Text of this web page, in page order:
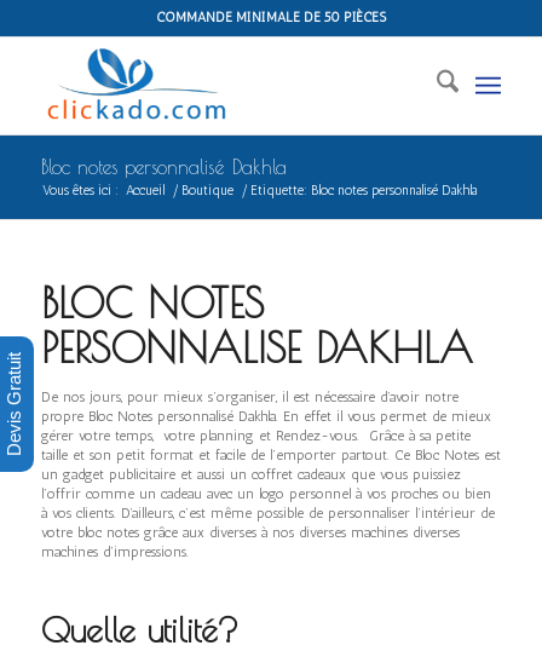
COMMANDE MINIMALE DE 50 PIÈCES
Bloc notes personnalisé Dakhla
Vous êtes ici : Accueil / Boutique / Etiquette: Bloc notes personnalisé Dakhla
BLOC NOTES
PERSONNALISE DAKHLA
De nos jours, pour mieux s’organiser, il est nécessaire d’avoir notre
propre Bloc Notes personnalisé Dakhla. En effet il vous permet de mieux
gérer votre temps, votre planning et Rendez-vous. Grâce à sa petite
taille et son petit format et facile de l’emporter partout. Ce Bloc Notes est
un gadget publicitaire et aussi un coffret cadeaux que vous puissiez
l’offrir comme un cadeau avec un logo personnel à vos proches ou bien
à vos clients. D’ailleurs, c’est même possible de personnaliser l’intérieur de
votre bloc notes grâce aux diverses à nos diverses machines diverses
machines d’impressions.
Quelle utilité?
Devis Gratuit